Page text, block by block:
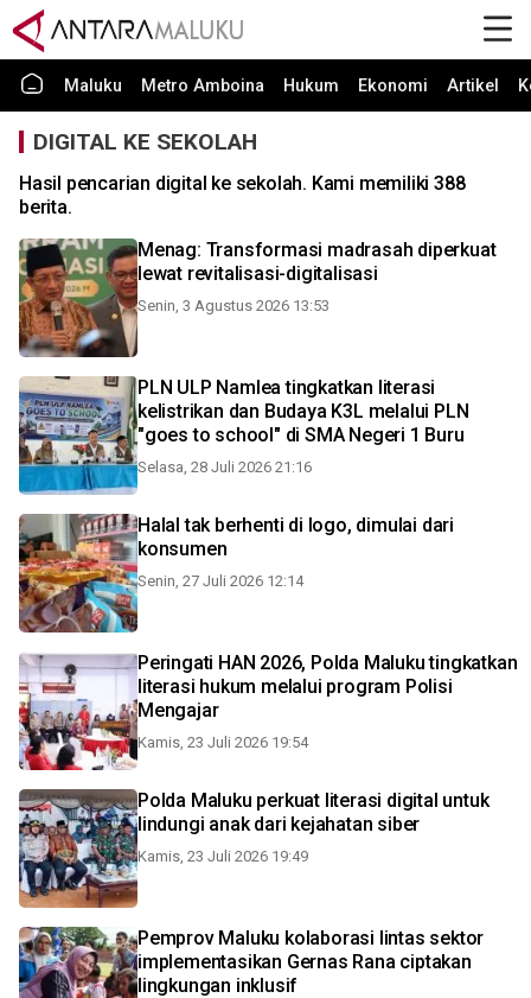
Maluku Metro Amboina Hukum Ekonomi Artikel
DIGITAL KE SEKOLAH
Hasil pencarian digital ke sekolah. Kami memiliki 388
berita.
Menag: Transformasi madrasah diperkuat
lewat revitalisasi-digitalisasi
Senin, 3 Agustus 2026 13:53
PLN ULP Namlea tingkatkan literasi
kelistrikan dan Budaya K3L melalui PLN
"goes to school" di SMA Negeri 1 Buru
Selasa, 28 Juli 2026 21:16
Halal tak berhenti di logo, dimulai dari
konsumen
Senin, 27 Juli 2026 12:14
Peringati HAN 2026, Polda Maluku tingkatkan
literasi hukum melalui program Polisi
Mengajar
Kamis, 23 Juli 2026 19:54
Polda Maluku perkuat literasi digital untuk
lindungi anak dari kejahatan siber
Kamis, 23 Juli 2026 19:49
Pemprov Maluku kolaborasi lintas sektor
implementasikan Gernas Rana ciptakan
lingkungan inklusif